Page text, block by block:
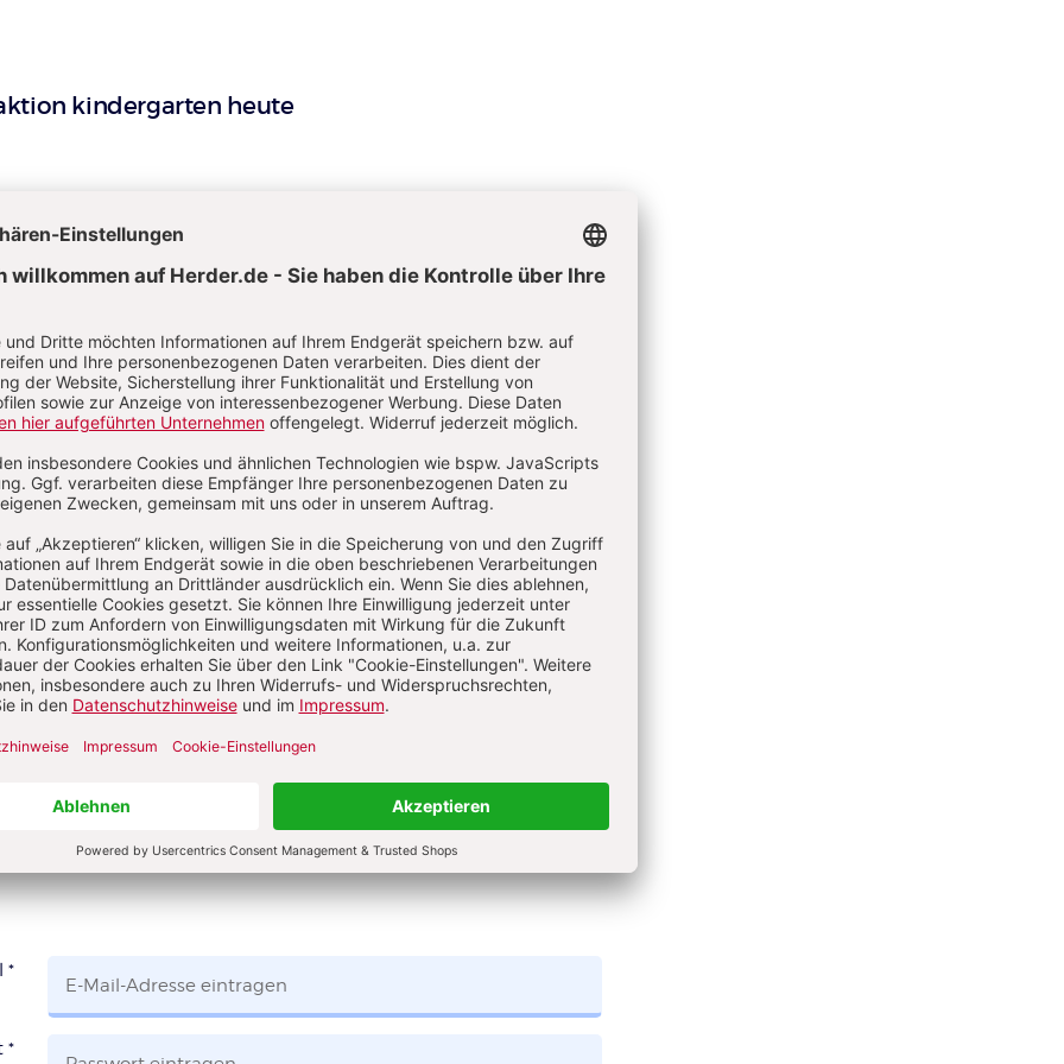
kindergarten heute
Queisser
der Kinder in Kindertageseinrichtungen und
(BEVKi) sowie Referentin des Bundesforums
das Elternvertretungen zur aktuellen Situation in Kitas
befragt hat. Die aktuelle DJI-Analyse (s. u.) kommt zu
Ergebnissen.
Kommentieren
Ihren Kommentar
ALS GAST KOMMENTIEREN
*
*